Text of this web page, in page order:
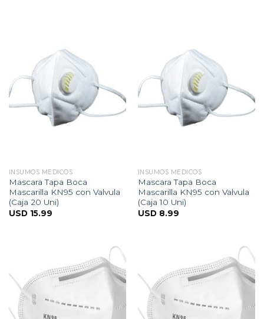
INSUMOS MEDICOS
Mascara Tapa Boca
Mascarilla KN95 con Valvula
(Caja 20 Uni)
USD 15.99
INSUMOS MEDICOS
Mascara Tapa Boca
Mascarilla KN95 con Valvula
(Caja 10 Uni)
USD 8.99